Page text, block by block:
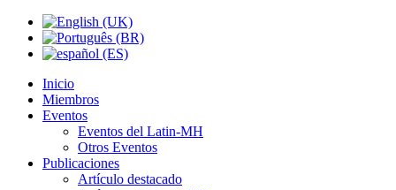
Inicio
Miembros
Eventos
Eventos del Latin-MH
Otros Eventos
Publicaciones
Artículo destacado